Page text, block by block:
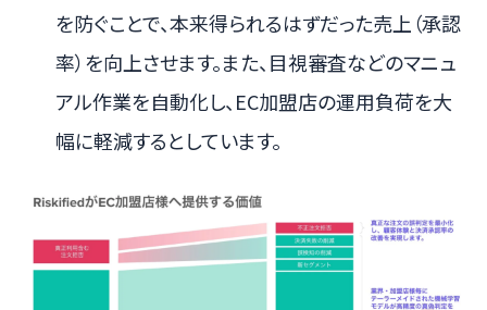
を防ぐことで、本来得られるはずだった売上（承認
率）を向上させます。また、目視審査などのマニュ
アル作業を自動化し、EC加盟店の運用負荷を大
幅に軽減するとしています。